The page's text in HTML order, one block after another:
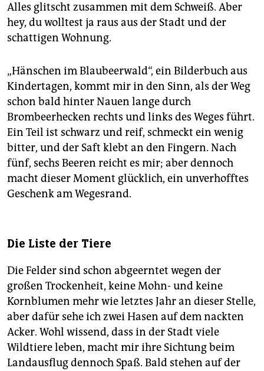
Alles glitscht zusammen mit dem Schweiß. Aber
hey, du wolltest ja raus aus der Stadt und der
schattigen Wohnung.
„Hänschen im Blaubeerwald“, ein Bilderbuch aus
Kindertagen, kommt mir in den Sinn, als der Weg
schon bald hinter Nauen lange durch
Brombeerhecken rechts und links des Weges führt.
Ein Teil ist schwarz und reif, schmeckt ein wenig
bitter, und der Saft klebt an den Fingern. Nach
fünf, sechs Beeren reicht es mir; aber dennoch
macht dieser Moment glücklich, ein unverhofftes
Geschenk am Wegesrand.
Die Liste der Tiere
Die Felder sind schon abgeerntet wegen der
großen Trockenheit, keine Mohn- und keine
Kornblumen mehr wie letztes Jahr an dieser Stelle,
aber dafür sehe ich zwei Hasen auf dem nackten
Acker. Wohl wissend, dass in der Stadt viele
Wildtiere leben, macht mir ihre Sichtung beim
Landausflug dennoch Spaß. Bald stehen auf der